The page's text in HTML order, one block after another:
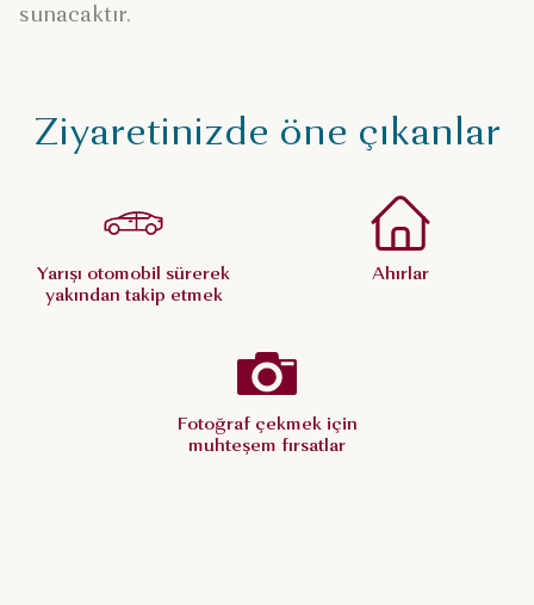
sunacaktır.
Ziyaretinizde öne çıkanlar
Yarışı otomobil sürerek
yakından takip etmek
Ahırlar
Fotoğraf çekmek için
muhteşem fırsatlar